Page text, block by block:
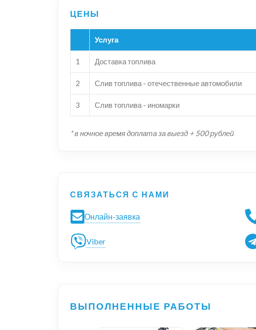
Услуга
1 Доставка топлива
2 Слив топлива - отечественные автомобили
3 Слив топлива - иномарки
* в ночное время доплата за выезд + 500 рублей
СВЯЗАТЬСЯ С НАМИ
Онлайн-заявка
Viber
ВЫПОЛНЕННЫЕ РАБОТЫ